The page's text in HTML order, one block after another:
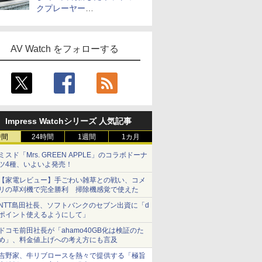
クプレーヤー
AV Watch をフォローする
Impress Watchシリーズ 人気記事
24時間 1週間 1カ月
スド「Mrs. GREEN APPLE」のコラボドーナ
4種、いよいよ発売！
家電レビュー】手ごわい雑草との戦い、コメ
の草刈機で完全勝利 掃除機感覚で使えた
島田社長、ソフトバンクのセブン出資に「d
イント使えるようにして」
コモ前田社長が「ahamo40GB化は検証のた
」、料金値上げへの考え方にも言及
野家、牛リブロースを熱々で提供する「極旨